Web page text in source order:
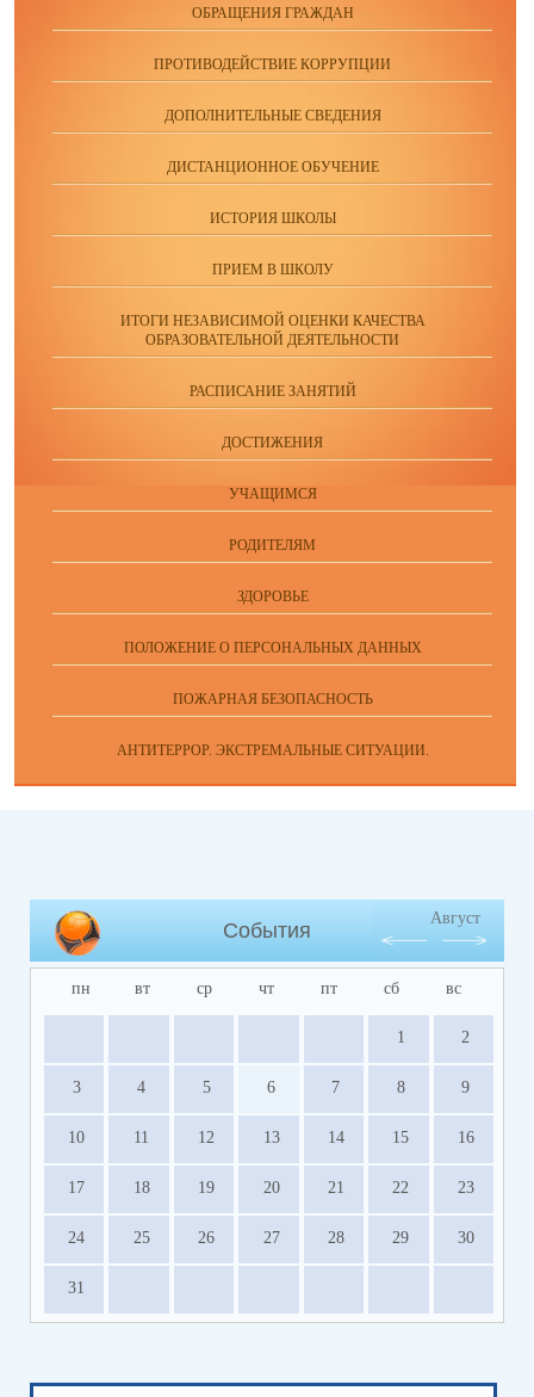
ОБРАЩЕНИЯ ГРАЖДАН
ПРОТИВОДЕЙСТВИЕ КОРРУПЦИИ
ДОПОЛНИТЕЛЬНЫЕ СВЕДЕНИЯ
ДИСТАНЦИОННОЕ ОБУЧЕНИЕ
ИСТОРИЯ ШКОЛЫ
ПРИЕМ В ШКОЛУ
ИТОГИ НЕЗАВИСИМОЙ ОЦЕНКИ КАЧЕСТВА
ОБРАЗОВАТЕЛЬНОЙ ДЕЯТЕЛЬНОСТИ
РАСПИСАНИЕ ЗАНЯТИЙ
ДОСТИЖЕНИЯ
УЧАЩИМСЯ
РОДИТЕЛЯМ
ЗДОРОВЬЕ
ПОЛОЖЕНИЕ О ПЕРСОНАЛЬНЫХ ДАННЫХ
ПОЖАРНАЯ БЕЗОПАСНОСТЬ
АНТИТЕРРОР. ЭКСТРЕМАЛЬНЫЕ СИТУАЦИИ.
События
Август
пн вт ср чт пт сб вс
1 2
3 4 5 6 7 8 9
10 11 12 13 14 15 16
17 18 19 20 21 22 23
24 25 26 27 28 29 30
31